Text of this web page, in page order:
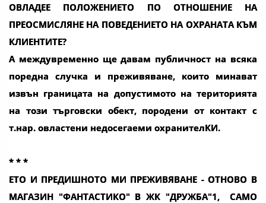
ОВЛАДЕЕ ПОЛОЖЕНИЕТО ПО ОТНОШЕНИЕ НА
ПРЕОСМИСЛЯНЕ НА ПОВЕДЕНИЕТО НА ОХРАНАТА КЪМ
КЛИЕНТИТЕ?
А междувременно ще давам публичност на всяка
поредна случка и преживяване, които минават
извън границата на допустимото на територията
на този търговски обект, породени от контакт с
т.нар. овластени недосегаеми охранителКИ.
* * *
EТО И ПРЕДИШНОТО МИ ПРЕЖИВЯВАНЕ - ОТНОВО В
МАГАЗИН "ФАНТАСТИКО" В ЖК "ДРУЖБА"1, САМО